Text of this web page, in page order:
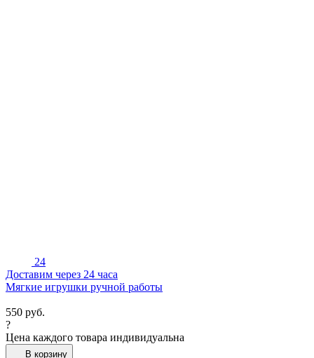
24
Доставим через 24 часа
Мягкие игрушки ручной работы
550 руб.
?
Цена каждого товара индивидуальна
В корзину